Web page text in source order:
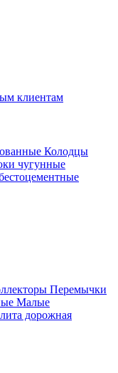
клиентам
Колодцы
чугунные
Перемычки
Малые
дорожная